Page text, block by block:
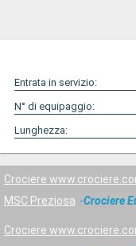
Entrata in servizio:
N° di equipaggio:
Lunghezza:
Crociere
MSC Preziosa
Crociere
Crociere